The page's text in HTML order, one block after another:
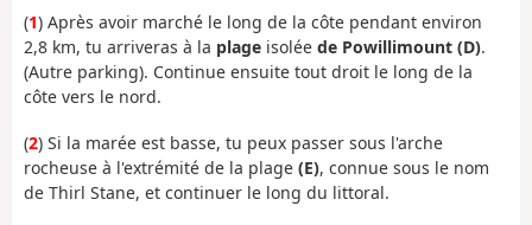
(1) Après avoir marché le long de la côte pendant environ
2,8 km, tu arriveras à la plage isolée de Powillimount (D).
(Autre parking). Continue ensuite tout droit le long de la
côte vers le nord.
(2) Si la marée est basse, tu peux passer sous l'arche
rocheuse à l'extrémité de la plage (E), connue sous le nom
de Thirl Stane, et continuer le long du littoral.